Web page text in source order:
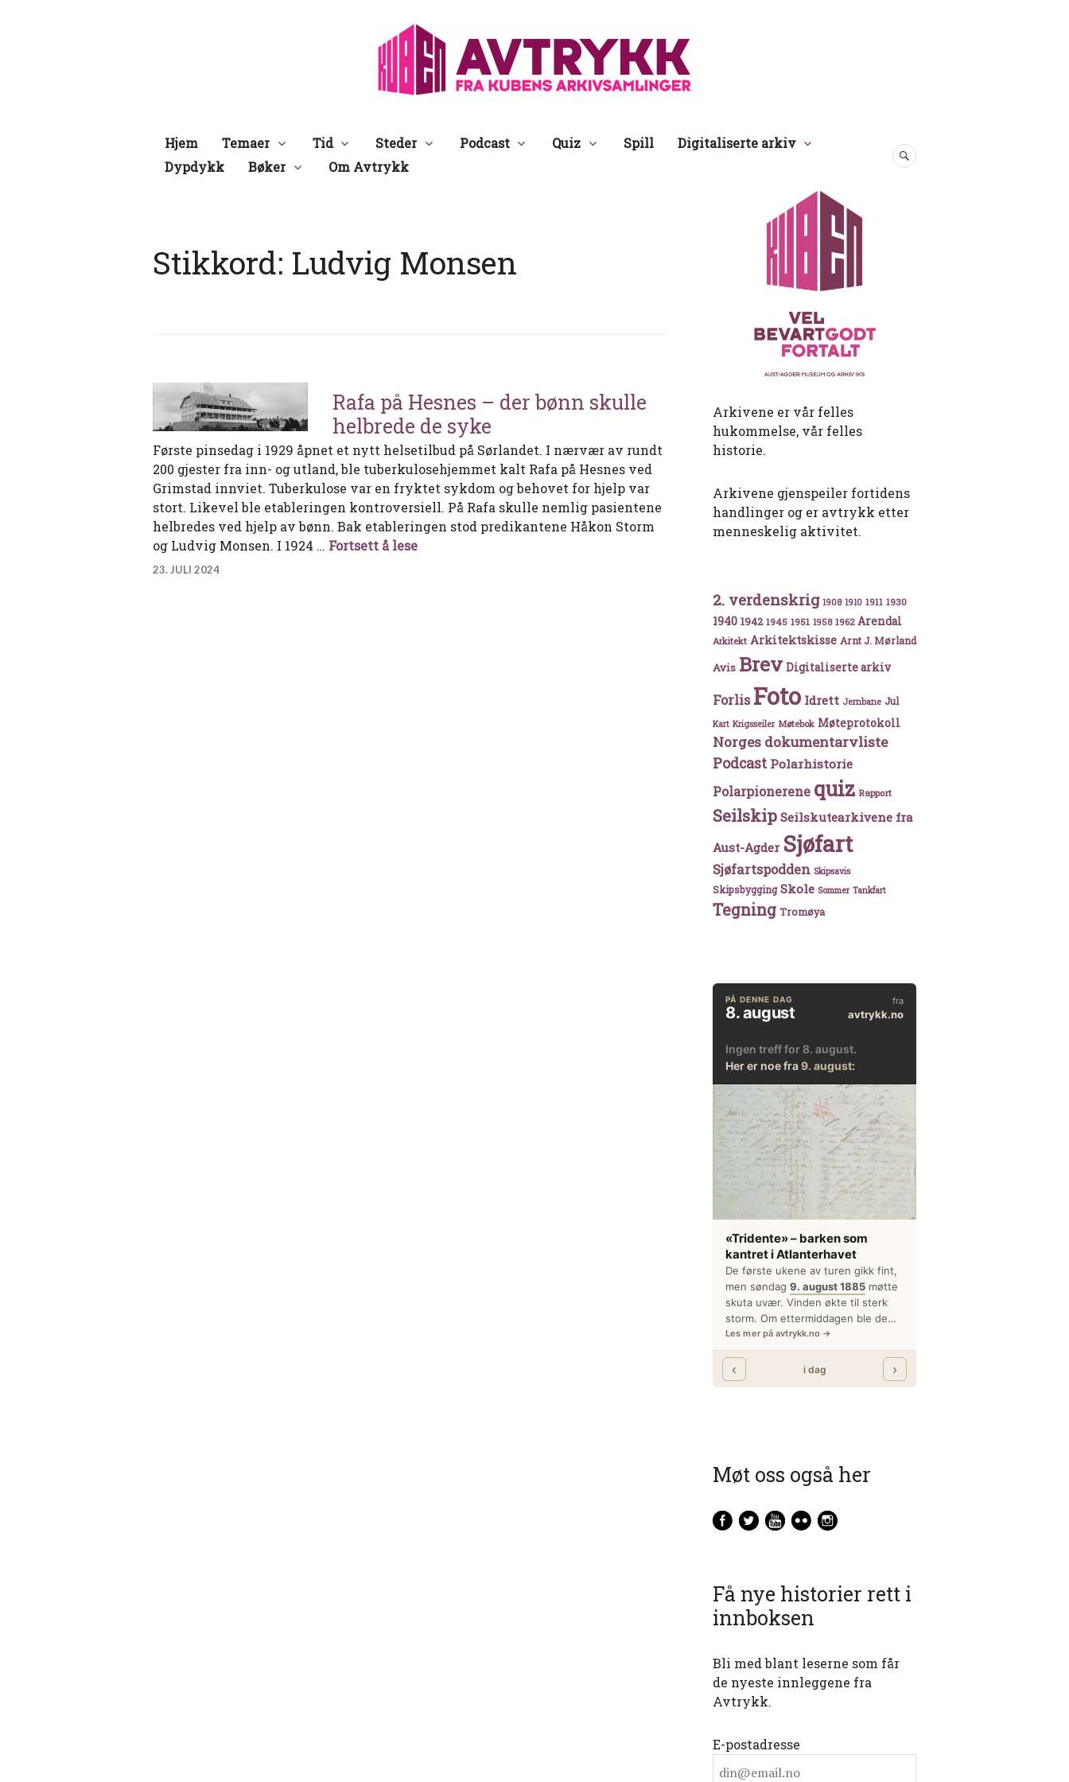
Avtrykk
Hjem Temaer Tid Steder Podcast Quiz Spill
Digitaliserte arkiv
Dypdykk
Bøker Om Avtrykk
SØK
Stikkord: Ludvig Monsen
Rafa på Hesnes – der bønn skulle
helbrede de syke
Første pinsedag i 1929 åpnet et nytt helsetilbud på Sørlandet. I nærvær av rundt
200 gjester fra inn- og utland, ble tuberkulosehjemmet kalt Rafa på Hesnes ved
Grimstad innviet. Tuberkulose var en fryktet sykdom og behovet for hjelp var
stort. Likevel ble etableringen kontroversiell. På Rafa skulle nemlig pasientene
helbredes ved hjelp av bønn. Bak etableringen stod predikantene Håkon Storm
og Ludvig Monsen. I 1924 … Fortsett å leseRafa på Hesnes – der bønn skulle helbrede de syke
23. JULI 2024
Arkivene er vår felles
hukommelse, vår felles
historie.
Arkivene gjenspeiler fortidens
handlinger og er avtrykk etter
menneskelig aktivitet.
2. verdenskrig 1908 1910 1911 1930
1940 1942 1945 1951 1958 1962 Arendal
Arkitekt Arkitektskisse Arnt J. Mørland
Avis Brev Digitaliserte arkiv
Forlis Foto Idrett Jernbane Jul
Kart Krigsseiler Møtebok Møteprotokoll
Norges dokumentarvliste
Podcast Polarhistorie
Polarpionerene quiz Rapport
Seilskip Seilskutearkivene fra
Aust-Agder Sjøfart
Sjøfartspodden Skipsavis
Skipsbygging Skole Sommer Tankfart
Tegning Tromøya
Møt oss også her
Få nye historier rett i
innboksen
Bli med blant leserne som får
de nyeste innleggene fra
Avtrykk.
E-postadresse